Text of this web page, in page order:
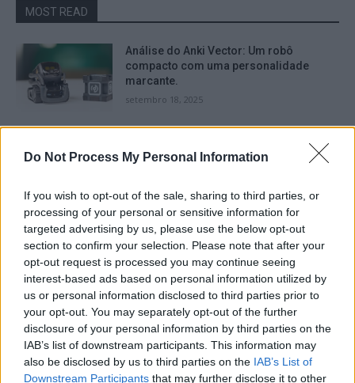
Do Not Process My Personal Information
If you wish to opt-out of the sale, sharing to third parties, or
processing of your personal or sensitive information for
targeted advertising by us, please use the below opt-out
section to confirm your selection. Please note that after your
opt-out request is processed you may continue seeing
interest-based ads based on personal information utilized by
us or personal information disclosed to third parties prior to
your opt-out. You may separately opt-out of the further
disclosure of your personal information by third parties on the
IAB’s list of downstream participants. This information may
also be disclosed by us to third parties on the IAB’s List of
Downstream Participants that may further disclose it to other
MOST READ
Análise do Anki Vector: Um robô
compacto com uma personalidade
marcante.
setembro 18, 2025
Reino Unido e do Canadá para
setembro 18, 2025
A Amazon oferecerá entrega gratuita
durante a Black Friday e depois, mesmo
para aqueles que não são assinantes do
serviço Prime.
setembro 16, 2025
Facebook reconhece que não tomou
medidas adequadas para prevenir a
disseminação de conteúdo violento em
Myanmar.